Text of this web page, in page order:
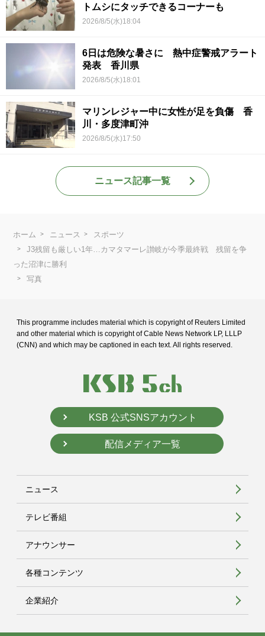
トムシにタッチできるコーナーも
2026/8/5(水)18:04
6日は危険な暑さに 熱中症警戒アラート
発表 香川県
2026/8/5(水)18:01
マリンレジャー中に女性が足を負傷 香
川・多度津町沖
2026/8/5(水)17:50
ニュース記事一覧
ホーム ニュース
スポーツ
J3残留も厳しい1年…カマタマーレ讃岐が今季最終戦 残留を争
った沼津に勝利
写真
This programme includes material which is copyright of Reuters Limited
and other material which is copyright of Cable News Network LP, LLLP
(CNN) and which may be captioned in each text. All rights reserved.
KSB 公式SNSアカウント
配信メディア一覧
ニュース
テレビ番組
アナウンサー
各種コンテンツ
企業紹介